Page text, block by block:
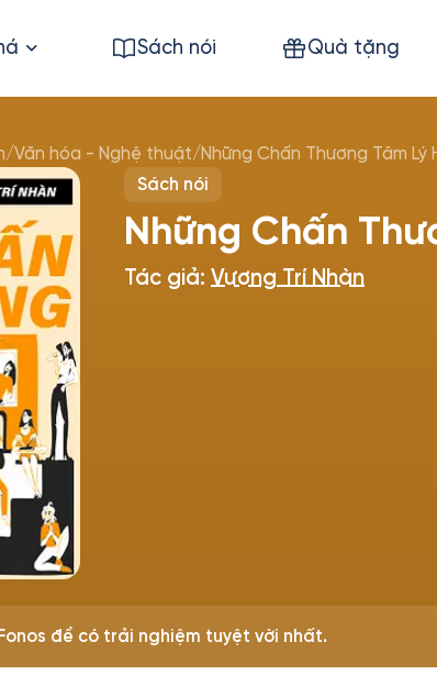
Sách nói Quà tặng
/Văn hóa - Nghệ thuật/Những Chấn Thương Tâm Lý
Sách nói
Những Chấn
Tác giả: Vương Trí Nhàn
để có trải nghiệm tuyệt vời nhất.